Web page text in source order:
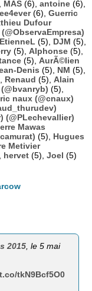
MAS (6), antoine (6),
(6), Guerric
Dufour
EtienneL (5), DJM (5),
(5), Alphonse (5),
(5), AurÃ©lien
Denis (5), NM (5),
Renaud (5), Alain
(5),
naux (@cnaux)
(@PLechevallier)
Mawas
(5), Hugues
Metivier
hervet (5), Joel (5)
2015 , le 5 mai
tkN9Bcf5O0